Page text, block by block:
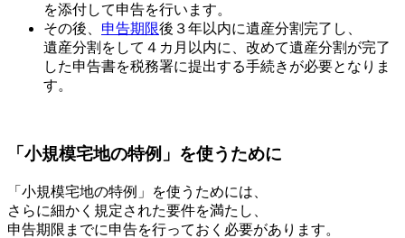
を添付して申告を行います。
その後、 申告期限後３年以内に遺産分割完了し、
遺産分割をして４カ月以内に、改めて遺産分割が完了
した申告書を税務署に提出する手続きが必要となりま
す。
「小規模宅地の特例」を使うために
「小規模宅地の特例」を使うためには、
さらに細かく規定された要件を満たし、
申告期限までに申告を行っておく必要があります。